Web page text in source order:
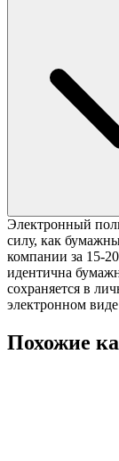
Электронный
силу, как
компании за 15-
идентична
сохраняется в
электронном
Похожие